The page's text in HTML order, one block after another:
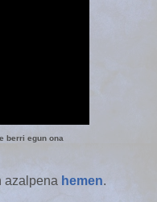
berri egun ona
azalpena hemen.